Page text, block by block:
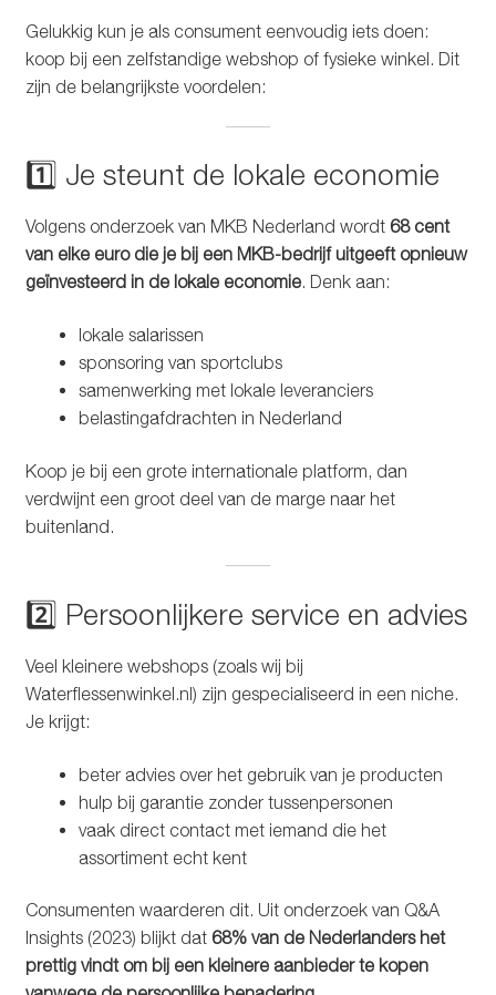
Gelukkig kun je als consument eenvoudig iets doen:
koop bij een zelfstandige webshop of fysieke winkel. Dit
zijn de belangrijkste voordelen:
1️⃣ Je steunt de lokale economie
Volgens onderzoek van MKB Nederland wordt 68 cent
van elke euro die je bij een MKB-bedrijf uitgeeft opnieuw
geïnvesteerd in de lokale economie. Denk aan:
lokale salarissen
sponsoring van sportclubs
samenwerking met lokale leveranciers
belastingafdrachten in Nederland
Koop je bij een grote internationale platform, dan
verdwijnt een groot deel van de marge naar het
buitenland.
2️⃣ Persoonlijkere service en advies
Veel kleinere webshops (zoals wij bij
Waterflessenwinkel.nl) zijn gespecialiseerd in een niche.
Je krijgt:
beter advies over het gebruik van je producten
hulp bij garantie zonder tussenpersonen
vaak direct contact met iemand die het
assortiment echt kent
Consumenten waarderen dit. Uit onderzoek van Q&A
Insights (2023) blijkt dat 68% van de Nederlanders het
prettig vindt om bij een kleinere aanbieder te kopen